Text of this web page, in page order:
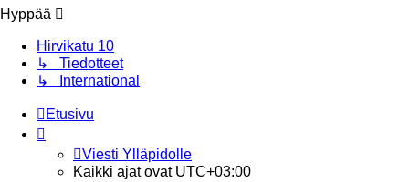
Hyppää
Hirvikatu 10
↳ Tiedotteet
↳ International
Etusivu
Viesti Ylläpidolle
Kaikki ajat ovat UTC+03:00